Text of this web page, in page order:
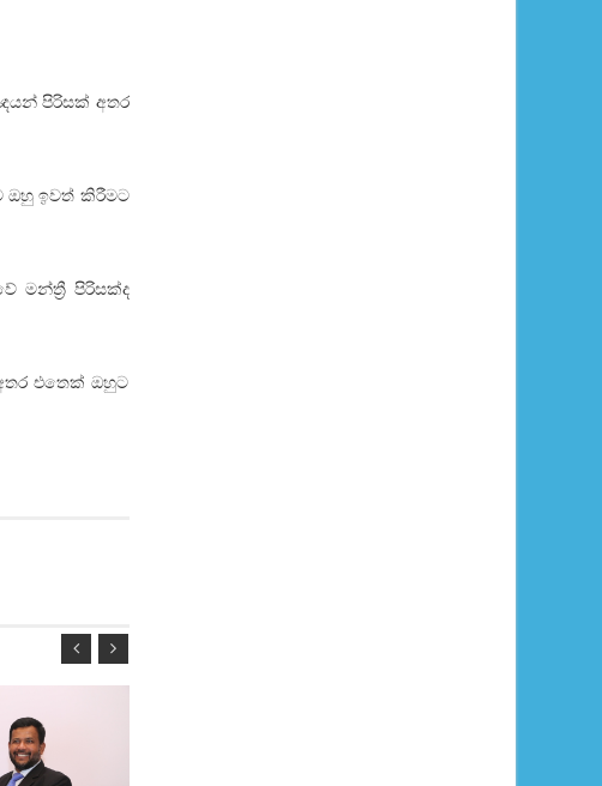
පිරිසක් අතර
ඔහු ඉවත් කිරීමට
මන්ත්‍රී පිරිසක්ද
එතෙක් ඔහුට